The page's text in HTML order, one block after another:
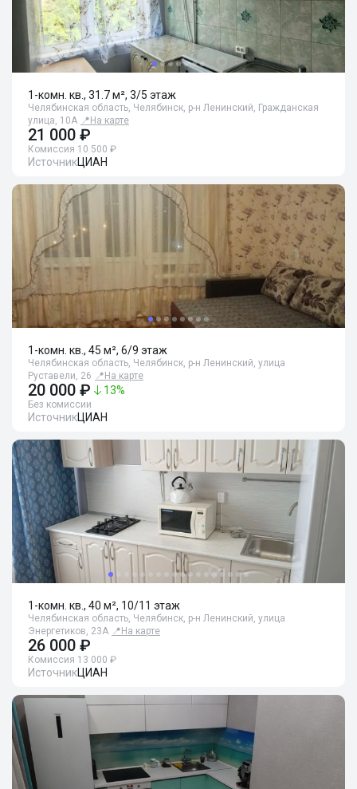
1-комн. кв., 31.7 м², 3/5 этаж
Челябинская область, Челябинск, р-н Ленинский, Гражданская
улица, 10А 📍 На карте
21 000 ₽
Комиссия 10 500 ₽
ИсточникЦИАН
1-комн. кв., 45 м², 6/9 этаж
Челябинская область, Челябинск, р-н Ленинский, улица
Руставели, 26 📍 На карте
20 000 ₽ 13%
Без комиссии
ИсточникЦИАН
1-комн. кв., 40 м², 10/11 этаж
Челябинская область, Челябинск, р-н Ленинский, улица
Энергетиков, 23А 📍 На карте
26 000 ₽
Комиссия 13 000 ₽
ИсточникЦИАН